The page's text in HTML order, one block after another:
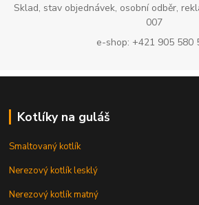
Sklad, stav objednávek, osobní odběr,
007
e-shop: +421 905 580
Kotlíky na guláš
Smaltovaný kotlík
Nerezový kotlík lesklý
Nerezový kotlík matný